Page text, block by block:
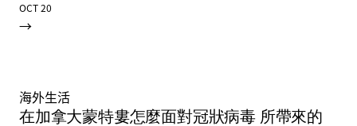
OCT 20
→
海外生活
在加拿大蒙特婁怎麼面對冠狀病毒 所帶來的